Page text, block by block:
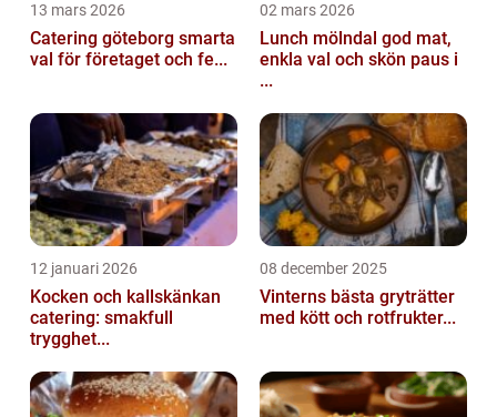
13 mars 2026
Catering göteborg smarta
val för företaget och fe...
02 mars 2026
Lunch mölndal god mat,
enkla val och skön paus i
...
12 januari 2026
Kocken och kallskänkan
catering: smakfull
trygghet...
08 december 2025
Vinterns bästa gryträtter
med kött och rotfrukter...